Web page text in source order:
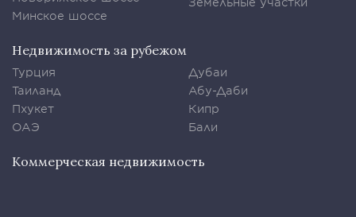
Минское шоссе
Недвижимость за рубежом
Турция
Таиланд
Пхукет
ОАЭ
Дубаи
Абу-Даби
Кипр
Бали
Коммерческая недвижимость